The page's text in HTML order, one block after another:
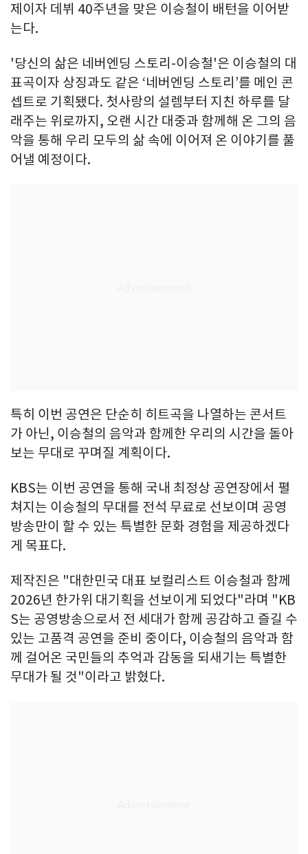
제이자 데뷔 40주년을 맞은 이승철이 배턴을 이어받
는다.
'당신의 삶은 네버엔딩 스토리-이승철'은 이승철의 대
표곡이자 상징과도 같은 ‘네버엔딩 스토리’를 메인 콘
셉트로 기획됐다. 첫사랑의 설렘부터 지친 하루를 달
래주는 위로까지, 오랜 시간 대중과 함께해 온 그의 음
악을 통해 우리 모두의 삶 속에 이어져 온 이야기를 풀
어낼 예정이다.
특히 이번 공연은 단순히 히트곡을 나열하는 콘서트
가 아닌, 이승철의 음악과 함께한 우리의 시간을 돌아
보는 무대로 꾸며질 계획이다.
KBS는 이번 공연을 통해 국내 최정상 공연장에서 펼
쳐지는 이승철의 무대를 전석 무료로 선보이며 공영
방송만이 할 수 있는 특별한 문화 경험을 제공하겠다
게 목표다.
제작진은 "대한민국 대표 보컬리스트 이승철과 함께
2026년 한가위 대기획을 선보이게 되었다"라며 "KB
S는 공영방송으로서 전 세대가 함께 공감하고 즐길 수
있는 고품격 공연을 준비 중이다, 이승철의 음악과 함
께 걸어온 국민들의 추억과 감동을 되새기는 특별한
무대가 될 것"이라고 밝혔다.